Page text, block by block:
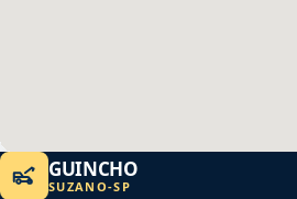
GUINCHO
SUZANO-SP